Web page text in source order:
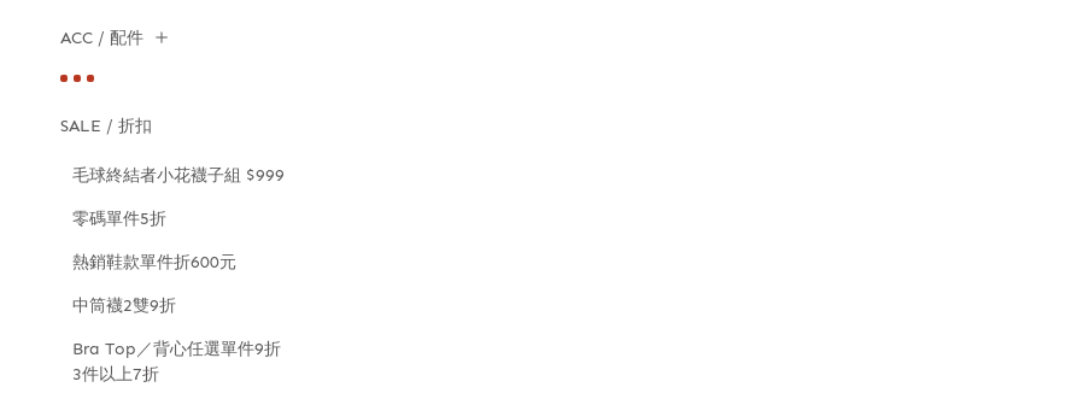
ACC / 配件
SALE / 折扣
毛球終結者小花襪子組 $999
零碼單件5折
熱銷鞋款單件折600元
中筒襪2雙9折
Bra Top／背心任選單件9折
3件以上7折